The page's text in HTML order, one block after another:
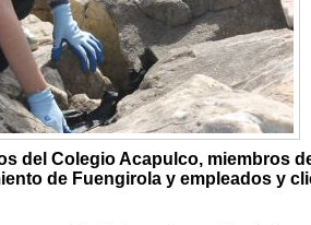
del Colegio Acapulco, miembros
de Fuengirola y empleados y